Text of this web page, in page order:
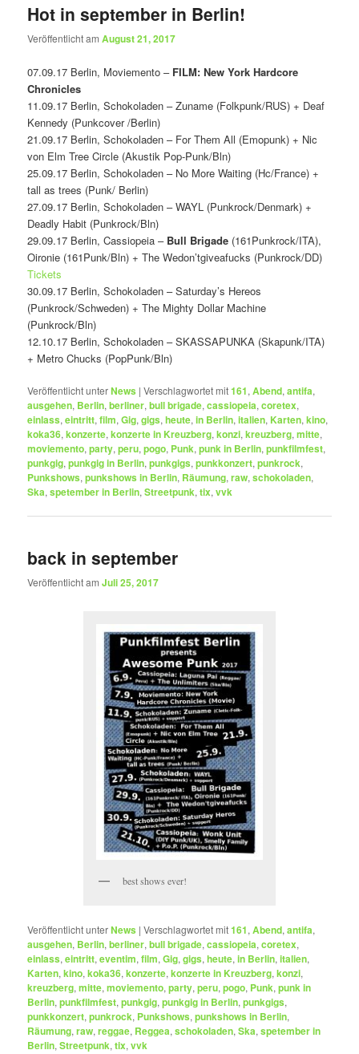
Hot in september in Berlin!
Veröffentlicht amAugust 21, 2017
07.09.17 Berlin, Moviemento – FILM: New York Hardcore
Chronicles
11.09.17 Berlin, Schokoladen – Zuname (Folkpunk/RUS) + Deaf
Kennedy (Punkcover /Berlin)
21.09.17 Berlin, Schokoladen – For Them All (Emopunk) + Nic
von Elm Tree Circle (Akustik Pop-Punk/Bln)
25.09.17 Berlin, Schokoladen – No More Waiting (Hc/France) +
tall as trees (Punk/ Berlin)
27.09.17 Berlin, Schokoladen – WAYL (Punkrock/Denmark) +
Deadly Habit (Punkrock/Bln)
29.09.17 Berlin, Cassiopeia – Bull Brigade (161Punkrock/ITA),
Oironie (161Punk/Bln) + The Wedon’tgiveafucks (Punkrock/DD)
Tickets
30.09.17 Berlin, Schokoladen – Saturday’s Hereos
(Punkrock/Schweden) + The Mighty Dollar Machine
(Punkrock/Bln)
12.10.17 Berlin, Schokoladen – SKASSAPUNKA (Skapunk/ITA)
+ Metro Chucks (PopPunk/Bln)
Veröffentlicht unterNews |Verschlagwortet mit161,Abend,antifa,
ausgehen, Berlin,berliner,bull brigade,cassiopeia,coretex,
einlass,eintritt,film,Gig,gigs,heute,in Berlin,italien, Karten,kino,
koka36,konzerte,konzerte in Kreuzberg,konzi,kreuzberg,mitte,
moviemento,party,peru,pogo, Punk,punk in Berlin,punkfilmfest,
punkgig,punkgig in Berlin,punkgigs,punkkonzert,punkrock,
Punkshows,punkshows in Berlin, Räumung,raw,schokoladen,
Ska,spetember in Berlin,Streetpunk,tix,vvk
back in september
Veröffentlicht amJuli 25, 2017
best shows ever!
Veröffentlicht unterNews |Verschlagwortet mit161,Abend,antifa,
ausgehen, Berlin,berliner,bull brigade,cassiopeia,coretex,
einlass,eintritt,eventim,film,Gig,gigs,heute,in Berlin,italien,
Karten,kino,koka36,konzerte,konzerte in Kreuzberg,konzi,
kreuzberg,mitte,moviemento,party,peru,pogo, Punk,punk in
Berlin,punkfilmfest,punkgig,punkgig in Berlin,punkgigs,
punkkonzert,punkrock, Punkshows,punkshows in Berlin,
Räumung,raw,reggae, Reggea,schokoladen,Ska,spetember in
Berlin,Streetpunk,tix,vvk